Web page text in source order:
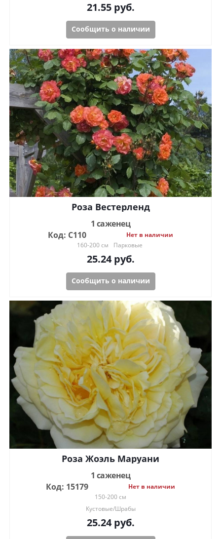
21.55руб.
Сообщить о наличии
Роза Вестерленд
1 саженец
Код: С110
Нет в наличии
160-200 см
Парковые
25.24руб.
Сообщить о наличии
Роза Жоэль Маруани
1 саженец
Код: 15179
Нет в наличии
150-200 см
Кустовые/Шрабы
25.24руб.